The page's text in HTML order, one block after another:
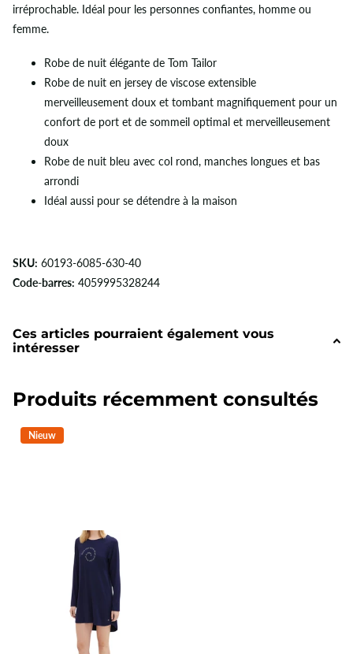
irréprochable. Idéal pour les personnes confiantes, homme ou
femme.
Robe de nuit élégante de Tom Tailor
Robe de nuit en jersey de viscose extensible
merveilleusement doux et tombant magnifiquement pour un
confort de port et de sommeil optimal et merveilleusement
doux
Robe de nuit bleu avec col rond, manches longues et bas
arrondi
Idéal aussi pour se détendre à la maison
SKU: 60193-6085-630-40
Code-barres: 4059995328244
Ces articles pourraient également vous
intéresser
Produits récemment consultés
Nieuw